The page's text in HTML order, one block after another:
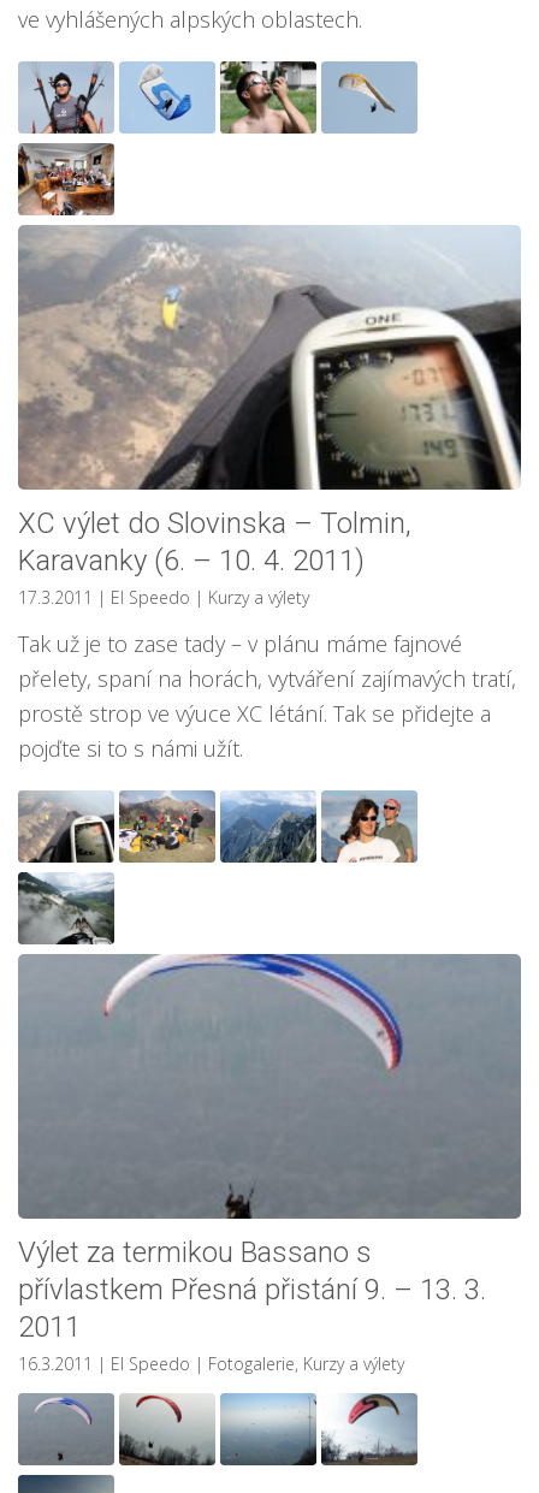
ve vyhlášených alpských oblastech.
XC výlet do Slovinska – Tolmin,
Karavanky (6. – 10. 4. 2011)
17.3.2011 | El Speedo | Kurzy a výlety
Tak už je to zase tady – v plánu máme fajnové
přelety, spaní na horách, vytváření zajímavých tratí,
prostě strop ve výuce XC létání. Tak se přidejte a
pojďte si to s námi užít.
Výlet za termikou Bassano s
přívlastkem Přesná přistání 9. – 13. 3.
2011
16.3.2011 | El Speedo | Fotogalerie, Kurzy a výlety